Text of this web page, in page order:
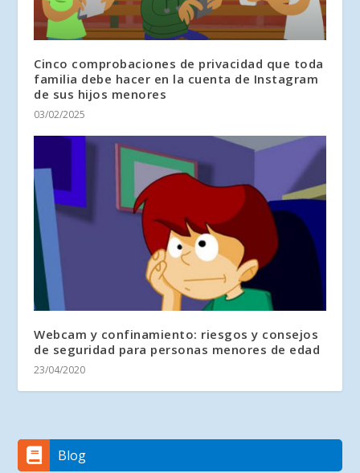
Cinco comprobaciones de privacidad que toda
familia debe hacer en la cuenta de Instagram
de sus hijos menores
03/02/2025
Webcam y confinamiento: riesgos y consejos
de seguridad para personas menores de edad
23/04/2020
Blog